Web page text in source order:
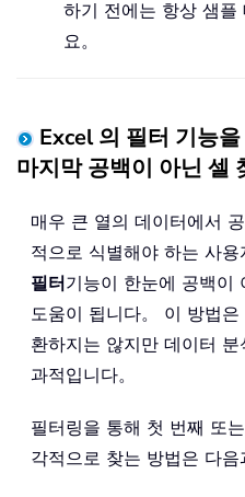
하기 전에는 항상 샘플
요。
Excel 의 필터 기능
마지막 공백이 아닌 셀
매우 큰 열의 데이터에서
적으로 식별해야 하는 사
필터기능이 한눈에 공백이
도움이 됩니다。 이 방법
환하지는 않지만 데이터
과적입니다。
필터링을 통해 첫 번째 또
각적으로 찾는 방법은 다음